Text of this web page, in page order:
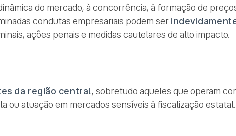
do mercado, à concorrência, à formação de
condutas empresariais podem ser
ações penais e medidas cautelares de alto impacto.
da região central, sobretudo aqueles que operam
ou atuação em mercados sensíveis à fiscalização estatal.